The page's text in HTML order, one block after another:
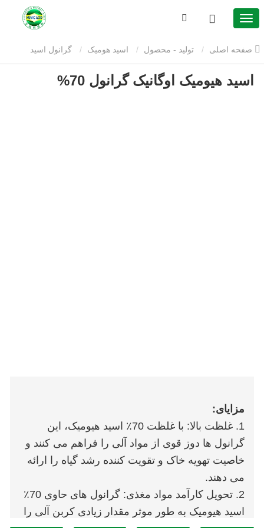
تولید - محصول اسید هومیک گرانول اسید
هیومیک
اسید هیومیک اوگانیک گرانول 70%
مزایای:
1. غلظت بالا: با غلظت 70٪ اسید هیومیک، این
گرانول ها دوز قوی از مواد آلی را فراهم می کنند و
خاصیت تهویه خاک و تقویت کننده رشد گیاه را ارائه
می دهند.
2. تحویل کارآمد مواد مغذی: گرانول های حاوی 70٪
اسید هیومیک به طور موثر مقدار زیادی کربن آلی را